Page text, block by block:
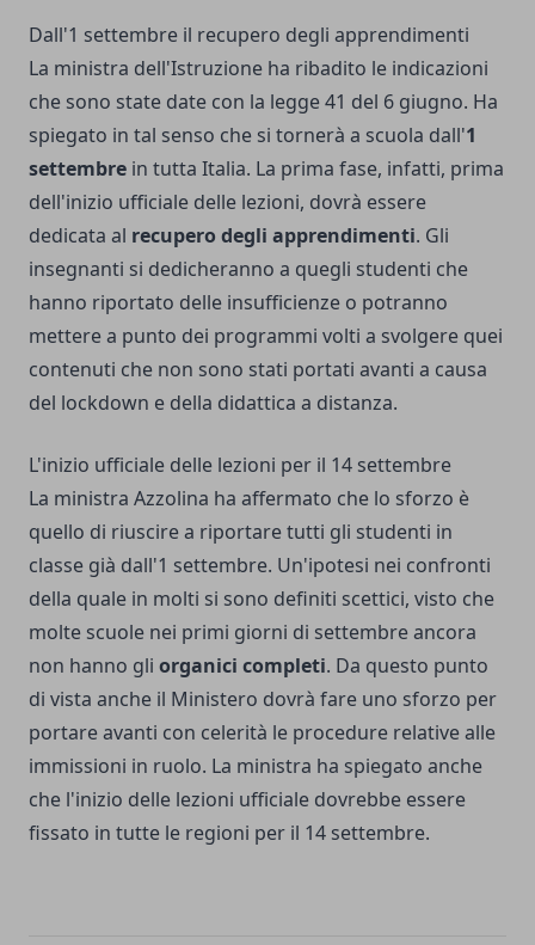
Dall'1 settembre il recupero degli apprendimenti
La ministra dell'Istruzione ha ribadito le indicazioni
che sono state date con la legge 41 del 6 giugno. Ha
spiegato in tal senso che si tornerà a scuola dall'1
settembre in tutta Italia. La prima fase, infatti, prima
dell'inizio ufficiale delle lezioni, dovrà essere
dedicata al recupero degli apprendimenti. Gli
insegnanti si dedicheranno a quegli studenti che
hanno riportato delle insufficienze o potranno
mettere a punto dei programmi volti a svolgere quei
contenuti che non sono stati portati avanti a causa
del lockdown e della didattica a distanza.
L'inizio ufficiale delle lezioni per il 14 settembre
La ministra Azzolina ha affermato che lo sforzo è
quello di riuscire a riportare tutti gli studenti in
classe già dall'1 settembre. Un'ipotesi nei confronti
della quale in molti si sono definiti scettici, visto che
molte scuole nei primi giorni di settembre ancora
non hanno gli organici completi. Da questo punto
di vista anche il Ministero dovrà fare uno sforzo per
portare avanti con celerità le procedure relative alle
immissioni in ruolo. La ministra ha spiegato anche
che l'inizio delle lezioni ufficiale dovrebbe essere
fissato in tutte le regioni per il 14 settembre.